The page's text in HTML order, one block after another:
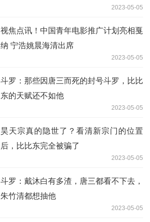
2023-05-05
视焦点讯！中国青年电影推广计划亮相戛
纳 宁浩姚晨海清出席
2023-05-05
斗罗：那些因唐三而死的封号斗罗，比比
东的天赋还不如他
2023-05-05
昊天宗真的隐世了？看清新宗门的位置
后，比比东完全被骗了
2023-05-05
斗罗：戴沐白有多渣，唐三都看不下去，
朱竹清都想抽他
2023-05-05